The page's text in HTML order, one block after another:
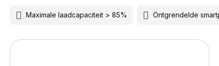
Maximale laadcapaciteit > 85% Ontgrendelde